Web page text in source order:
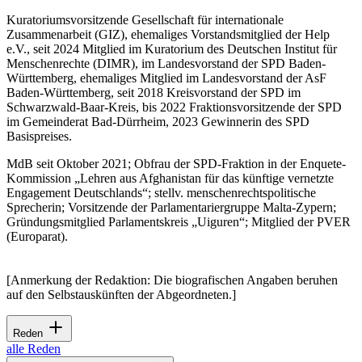
Kuratoriumsvorsitzende Gesellschaft für internationale
Zusammenarbeit (GIZ), ehemaliges Vorstandsmitglied der Help
e.V., seit 2024 Mitglied im Kuratorium des Deutschen Institut für
Menschenrechte (DIMR), im Landesvorstand der SPD Baden-
Württemberg, ehemaliges Mitglied im Landesvorstand der AsF
Baden-Württemberg, seit 2018 Kreisvorstand der SPD im
Schwarzwald-Baar-Kreis, bis 2022 Fraktionsvorsitzende der SPD
im Gemeinderat Bad-Dürrheim, 2023 Gewinnerin des SPD
Basispreises.
MdB seit Oktober 2021; Obfrau der SPD-Fraktion in der Enquete-
Kommission „Lehren aus Afghanistan für das künftige vernetzte
Engagement Deutschlands“; stellv. menschenrechtspolitische
Sprecherin; Vorsitzende der Parlamentariergruppe Malta-Zypern;
Gründungsmitglied Parlamentskreis „Uiguren“; Mitglied der PVER
(Europarat).
[Anmerkung der Redaktion: Die biografischen Angaben beruhen
auf den Selbstauskünften der Abgeordneten.]
Reden
alle Reden